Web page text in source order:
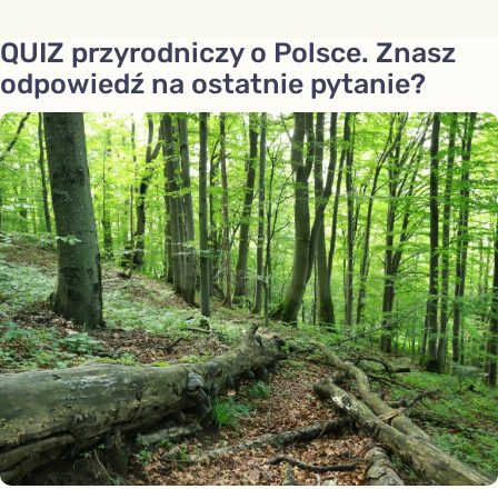
QUIZ przyrodniczy o Polsce. Znasz
odpowiedź na ostatnie pytanie?